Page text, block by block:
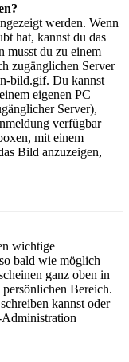
werden. Wenn
hat, kannst du das
musst du zu einem
zugänglichen Server
bild.gif. Du kannst
eigenen PC
Server),
verfügbar
mit einem
Bild anzuzeigen,
wichtige
bald wie möglich
ganz oben in
Bereich.
kannst oder